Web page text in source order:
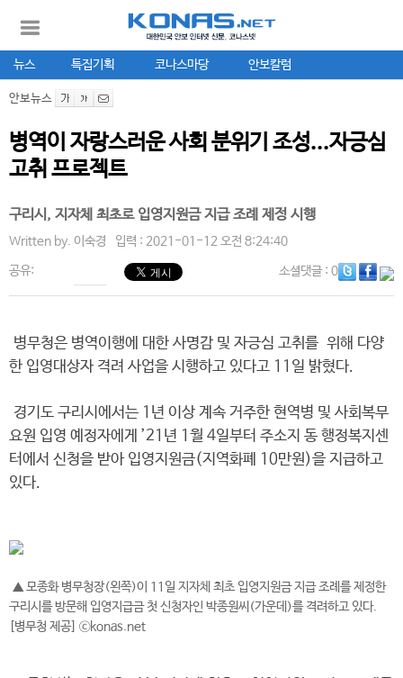
뉴스 특집기획 코나스마당 안보칼럼
안보뉴스
병역이 자랑스러운 사회 분위기 조성...자긍심
고취 프로젝트
구리시, 지자체 최초로 입영지원금 지급 조례 제정 시행
Written by. 이숙경 입력 : 2021-01-12 오전 8:24:40
공유: 소셜댓글: 0
병무청은 병역이행에 대한 사명감 및 자긍심 고취를 위해 다양
한 입영대상자 격려 사업을 시행하고 있다고 11일 밝혔다.
경기도 구리시에서는 1년 이상 계속 거주한 현역병 및 사회복무
요원 입영 예정자에게 ’21년 1월 4일부터 주소지 동 행정복지센
터에서 신청을 받아 입영지원금(지역화폐 10만원)을 지급하고
있다.
▲ 모종화 병무청장(왼쪽)이 11일 지자체 최초 입영지원금 지급 조례를 제정한
구리시를 방문해 입영지급금 첫 신청자인 박종원씨(가운데)를 격려하고 있다.
[병무청 제공] ⓒkonas.net